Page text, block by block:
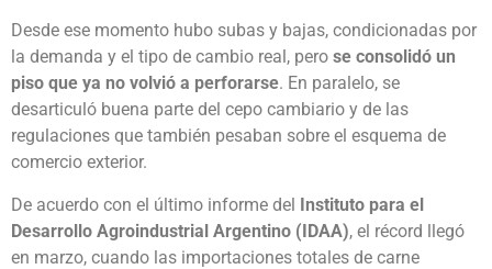
Desde ese momento hubo subas y bajas, condicionadas por
la demanda y el tipo de cambio real, pero se consolidó un
piso que ya no volvió a perforarse. En paralelo, se
desarticuló buena parte del cepo cambiario y de las
regulaciones que también pesaban sobre el esquema de
comercio exterior.
De acuerdo con el último informe del Instituto para el
Desarrollo Agroindustrial Argentino (IDAA), el récord llegó
en marzo, cuando las importaciones totales de carne